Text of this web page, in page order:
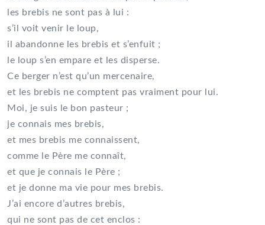
les brebis ne sont pas à lui :
s’il voit venir le loup,
il abandonne les brebis et s’enfuit ;
le loup s’en empare et les disperse.
Ce berger n’est qu’un mercenaire,
et les brebis ne comptent pas vraiment pour lui.
Moi, je suis le bon pasteur ;
je connais mes brebis,
et mes brebis me connaissent,
comme le Père me connaît,
et que je connais le Père ;
et je donne ma vie pour mes brebis.
J’ai encore d’autres brebis,
qui ne sont pas de cet enclos :